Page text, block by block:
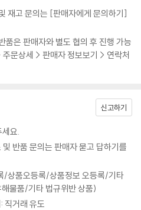
재고 문의는 [판매자에게 문의하기]
품은 판매자와 별도 협의 후 진행 가능
문상세 > 판매자 정보보기 > 연락처
신고하기
요.
반품 문의는 판매자 묻고 답하기를
/상품오등록/상품정보 오등록/기타
물품/기타 법규위반 상품)
직거래 유도